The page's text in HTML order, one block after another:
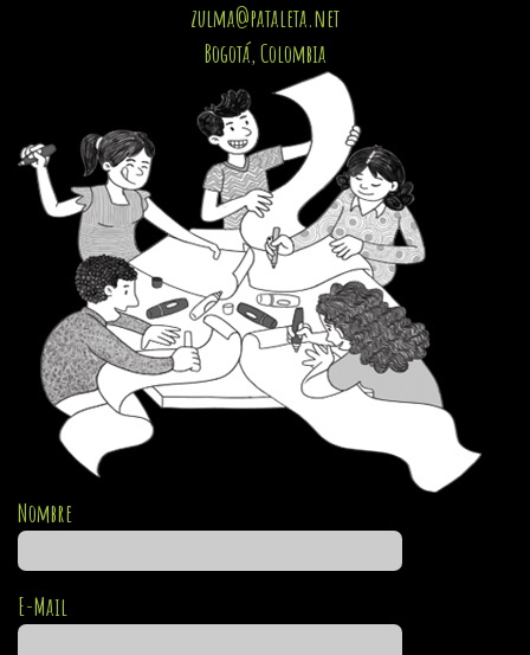
zulma@pataleta.net
Bogotá, Colombia
Nombre
E-Mail